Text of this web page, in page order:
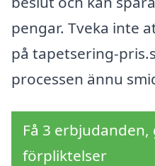
pengar. Tveka inte
på tapetsering-
processen ännu
Få 3
förpliktelser